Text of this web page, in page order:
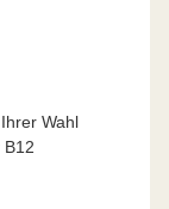
Wahl
B12